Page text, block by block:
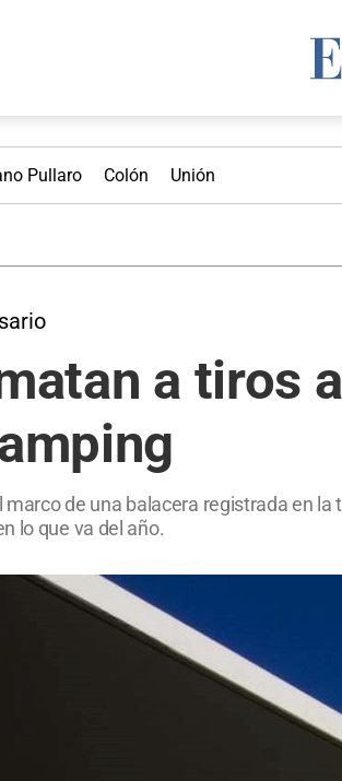
Pullaro Colón Unión
a tiros
marco de una balacera registrada en
lo que va del año.